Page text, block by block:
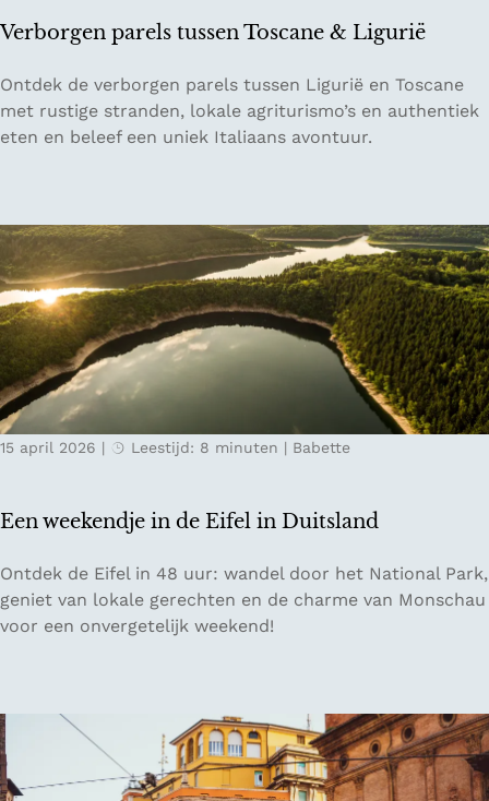
B
e
e
d
s
c
a
m
p
a
e
e
e
n
e
n
i
t
d
s
t
r
e
k
i
C
e
a
u
Verborgen parels tussen Toscane & Ligurië
V
e
r
g
e
n
p
a
e
l
s
s
e
n
T
c
a
n
e
Ontdek de verborgen parels tussen Ligurië en Toscane
met rustige stranden, lokale agriturismo’s en authentiek
eten en beleef een uniek Italiaans avontuur.
Een weekendje in de Eifel in Duitsland
15 april 2026 | Leestijd: 8 minuten | Babette
E
e
n
k
e
n
Ontdek de Eifel in 48 uur: wandel door het National Park,
geniet van lokale gerechten en de charme van Monschau
voor een onvergetelijk weekend!